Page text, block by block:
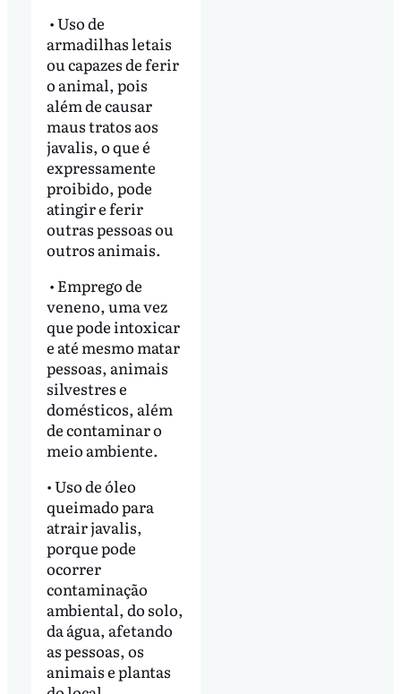
• Uso de
armadilhas letais
ou capazes de ferir
o animal, pois
além de causar
maus tratos aos
javalis, o que é
expressamente
proibido, pode
atingir e ferir
outras pessoas ou
outros animais.
• Emprego de
veneno, uma vez
que pode intoxicar
e até mesmo matar
pessoas, animais
silvestres e
domésticos, além
de contaminar o
meio ambiente.
• Uso de óleo
queimado para
atrair javalis,
porque pode
ocorrer
contaminação
ambiental, do solo,
da água, afetando
as pessoas, os
animais e plantas